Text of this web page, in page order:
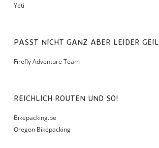
Yeti
PASST NICHT GANZ ABER LEIDER GEIL
Firefly Adventure Team
REICHLICH ROUTEN UND SO!
Bikepacking.be
Oregon Bikepacking